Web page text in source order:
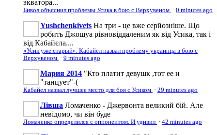
экватора...
Бивол объяснил проблемы Усика в бою с Верхувеном · 0 minutes ago
Yushchenkivets На три - це вже серйозніше. Що
робить Джошуа рівновіддаленим як від Усика, так і
від Кабайєла....
«Усик уже старый». Кабайел назвал проблему украинца в бою с
Верхувеном · 9 minutes ago
Мария 2014 "Кто платит девушк ,тот ее и
"танцует"-(
Кабайел назвал лучшее место для боя с Усиком · 29 minutes ago
Лівша Ломаченко - Джервонта великий бій. Але
невідомо, чи він буде
Ломаченко определился с оппонентом. И удивил · 42 minutes ago